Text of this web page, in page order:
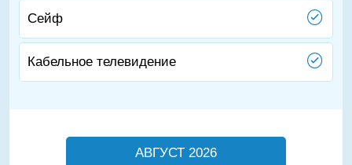
Сейф
Кабельное телевидение
АВГУСТ 2026